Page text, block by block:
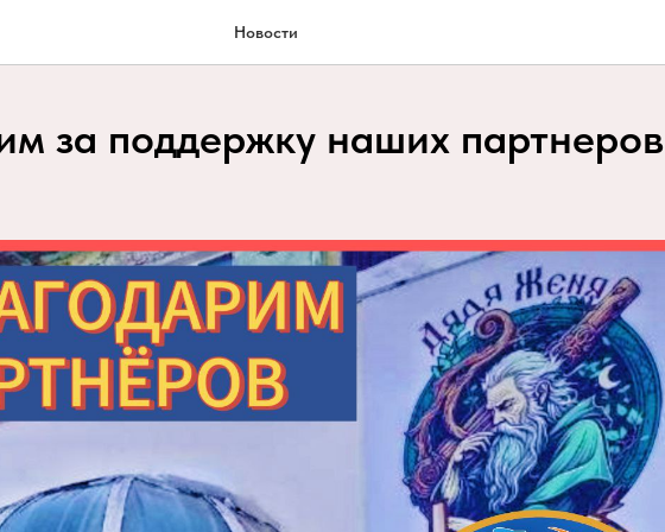
Новости
за поддержку наших партнеров